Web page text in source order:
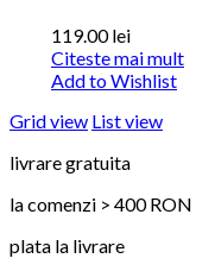
119.00lei
Citeste mai mult
Add to Wishlist
Grid view List view
livrare gratuita
la comenzi > 400 RON
plata la livrare